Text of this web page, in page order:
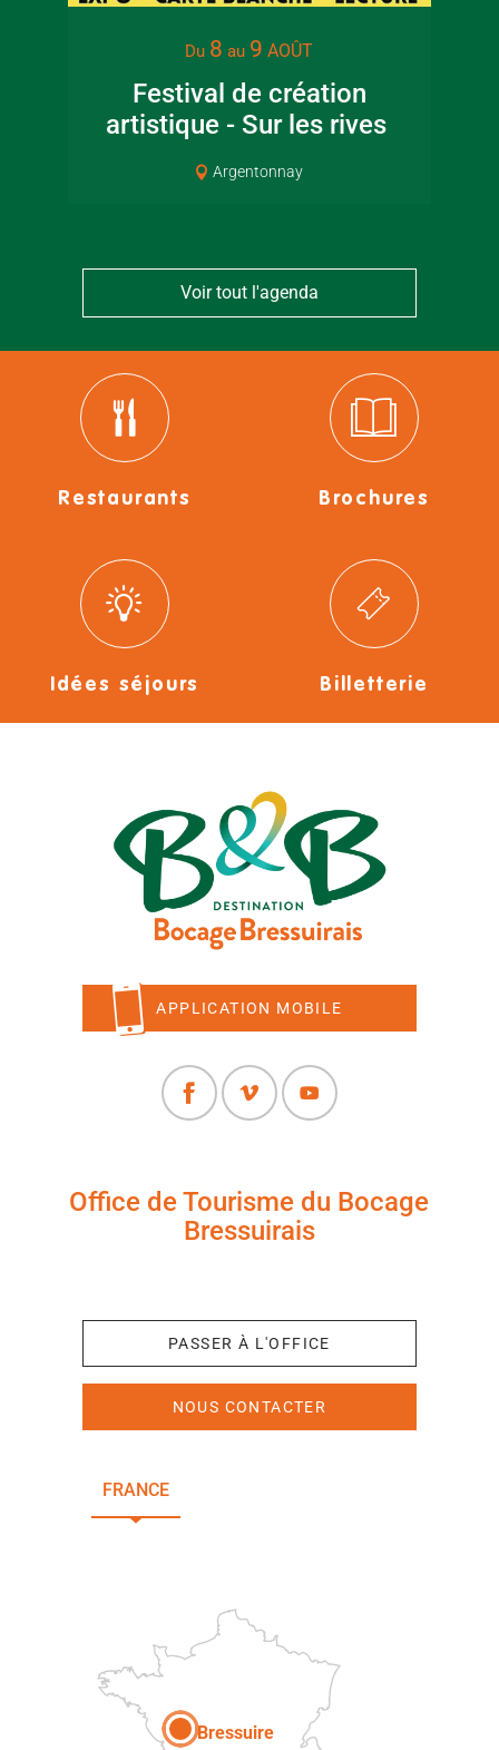
Du 8 au 9 AOÛT
Festival de création
artistique - Sur les rives
Argentonnay
Voir tout l'agenda
Restaurants Brochures
Idées séjours Billetterie
APPLICATION MOBILE
Office de Tourisme du Bocage
Bressuirais
PASSER À L'OFFICE
NOUS CONTACTER
FRANCE
Bressuire